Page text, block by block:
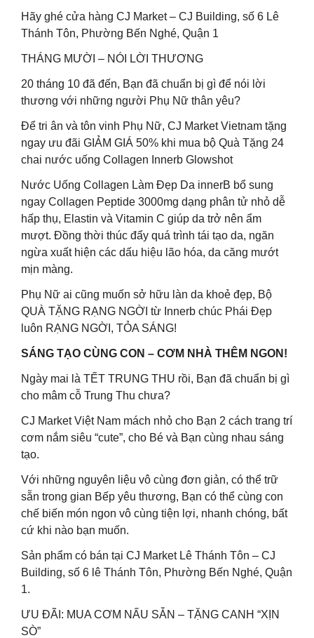
Hãy ghé cửa hàng CJ Market – CJ Building, số 6 Lê
Thánh Tôn, Phường Bến Nghé, Quận 1
THÁNG MƯỜI – NÓI LỜI THƯƠNG
20 tháng 10 đã đến, Bạn đã chuẩn bị gì để nói lời
thương với những người Phụ Nữ thân yêu?
Để tri ân và tôn vinh Phụ Nữ, CJ Market Vietnam tặng
ngay ưu đãi GIẢM GIÁ 50% khi mua bộ Quà Tặng 24
chai nước uống Collagen Innerb Glowshot
Nước Uống Collagen Làm Đẹp Da innerB bổ sung
ngay Collagen Peptide 3000mg dạng phân tử nhỏ dễ
hấp thụ, Elastin và Vitamin C giúp da trở nên ẩm
mượt. Đồng thời thúc đẩy quá trình tái tạo da, ngăn
ngừa xuất hiện các dấu hiệu lão hóa, da căng mướt
mịn màng.
Phụ Nữ ai cũng muốn sở hữu làn da khoẻ đẹp, Bộ
QUÀ TẶNG RẠNG NGỜI từ Innerb chúc Phái Đẹp
luôn RẠNG NGỜI, TỎA SÁNG!
SÁNG TẠO CÙNG CON – CƠM NHÀ THÊM NGON!
Ngày mai là TẾT TRUNG THU rồi, Bạn đã chuẩn bị gì
cho mâm cỗ Trung Thu chưa?
CJ Market Việt Nam mách nhỏ cho Bạn 2 cách trang trí
cơm nắm siêu “cute”, cho Bé và Bạn cùng nhau sáng
tạo.
Với những nguyên liệu vô cùng đơn giản, có thể trữ
sẵn trong gian Bếp yêu thương, Bạn có thể cùng con
chế biến món ngon vô cùng tiện lợi, nhanh chóng, bất
cứ khi nào bạn muốn.
Sản phẩm có bán tại CJ Market Lê Thánh Tôn – CJ
Building, số 6 lê Thánh Tôn, Phường Bến Nghé, Quận
1.
ƯU ĐÃI: MUA CƠM NẤU SẴN – TẶNG CANH “XỊN
SÒ”